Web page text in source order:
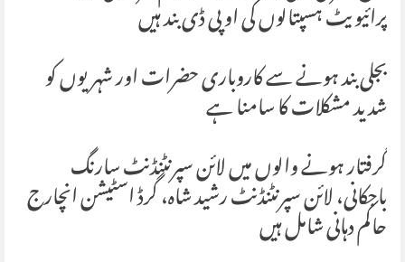
پرائیویٹ ہسپتالوں کی او پی ڈی بند ہیں
بجلی بند ہونے سے کاروباری حضرات اور شہریوں کو
شدید مشکلات کا سامنا ہے
گرفتار ہونے والوں میں لائن سپرنٹنڈنٹ سارنگ
باجکانی، لائن سپرنٹنڈنٹ رشید شاہ، گرڈ اسٹیشن انچارج
حاکم دہانی شامل ہیں